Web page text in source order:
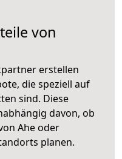
von
erstellen
die speziell auf
sind. Diese
davon, ob
Ahe oder
planen.